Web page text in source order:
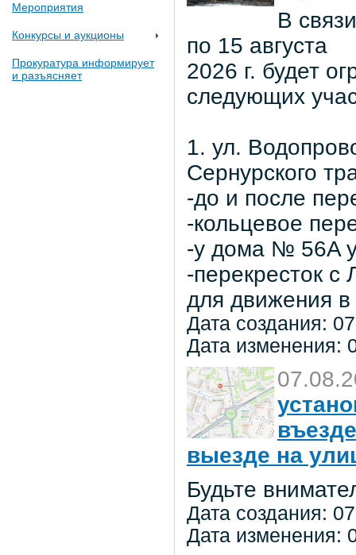
Мероприятия
Конкурсы и аукционы
Прокуратура информирует
и разъясняет
В
по 15 августа
2026 г. будет
следующих
1. ул.
Сернурского
-до и после
-кольцевое
-у дома № 56A
-перекресток с
для движения
Дата создания:
Дата изменения:
выезде на
Будьте
Дата создания:
Дата изменения: